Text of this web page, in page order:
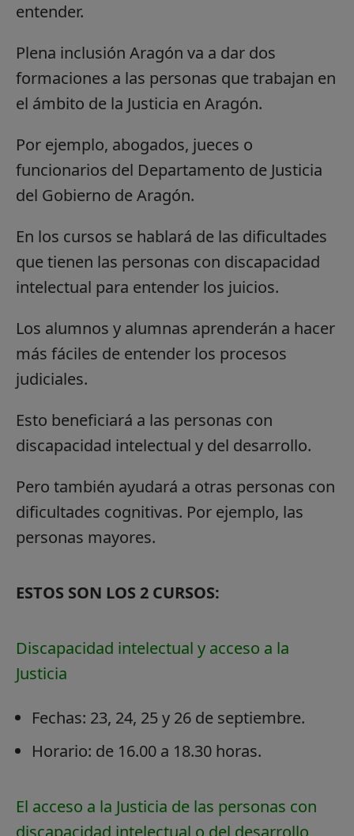
entender.
Plena inclusión Aragón va a dar dos
formaciones a las personas que trabajan en
el ámbito de la Justicia en Aragón.
Por ejemplo, abogados, jueces o
funcionarios del Departamento de Justicia
del Gobierno de Aragón.
En los cursos se hablará de las dificultades
que tienen las personas con discapacidad
intelectual para entender los juicios.
Los alumnos y alumnas aprenderán a hacer
más fáciles de entender los procesos
judiciales.
Esto beneficiará a las personas con
discapacidad intelectual y del desarrollo.
Pero también ayudará a otras personas con
dificultades cognitivas. Por ejemplo, las
personas mayores.
ESTOS SON LOS 2 CURSOS:
Discapacidad intelectual y acceso a la
Justicia
Fechas: 23, 24, 25 y 26 de septiembre.
Horario: de 16.00 a 18.30 horas.
El acceso a la Justicia de las personas con
discapacidad intelectual o del desarrollo